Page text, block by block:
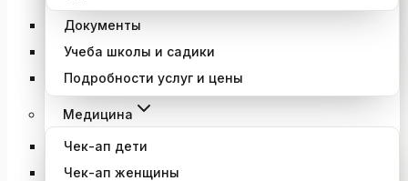
Документы
Учеба школы и садики
Подробности услуг и цены
Медицина
Чек-ап дети
Чек-ап женщины